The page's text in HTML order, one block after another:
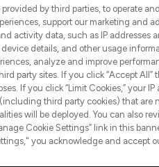
by third parties, to operate
support our marketing and
activity data, such as IP addresses
details, and other usage
analyze and improve
party sites. If you click “Accept All”
If you click “Limit Cookies,” your IP
third party cookies) that are
will be deployed. You can also
Cookie Settings” link in this
you acknowledge and accept